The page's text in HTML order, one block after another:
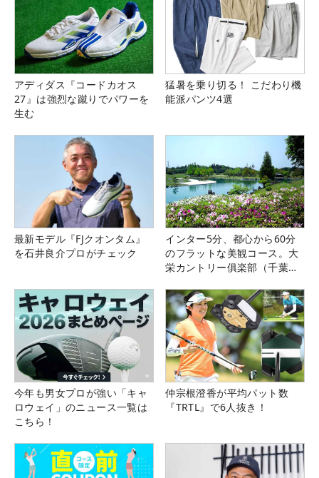
アディダス『コードカオス
27』は強烈な蹴りでパワーを
生む
猛暑を乗り切る！ こだわり機
能派パンツ4選
最新モデル『FJクオンタム』
を石井良介プロがチェック
インター5分、都心から60分
のフラットな美観コース。大
栄カントリー俱楽部（千葉
今年も男女プロが強い「キャ
ロウェイ」のニュース一覧は
こちら！
仲宗根澄香が平均パット数
『TRTL』で6人抜き！